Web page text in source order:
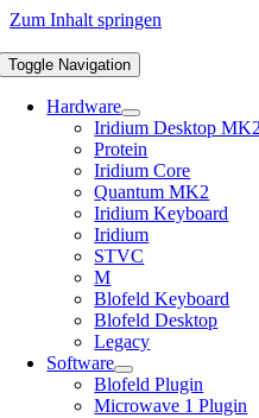
Zum Inhalt springen
Toggle Navigation
Hardware
Iridium Desktop MK2
Protein
Iridium Core
Quantum MK2
Iridium Keyboard
Iridium
STVC
M
Blofeld Keyboard
Blofeld Desktop
Legacy
Software
Blofeld Plugin
Microwave 1 Plugin